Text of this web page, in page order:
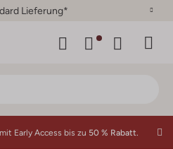
Early Access bis zu 50 % Rabatt.